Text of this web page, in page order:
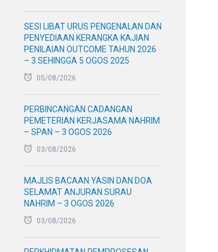
SESI LIBAT URUS PENGENALAN DAN
PENYEDIAAN KERANGKA KAJIAN
PENILAIAN OUTCOME TAHUN 2026
– 3 SEHINGGA 5 OGOS 2025
05/08/2026
PERBINCANGAN CADANGAN
PEMETERIAN KERJASAMA NAHRIM
– SPAN – 3 OGOS 2026
03/08/2026
MAJLIS BACAAN YASIN DAN DOA
SELAMAT ANJURAN SURAU
NAHRIM – 3 OGOS 2026
03/08/2026